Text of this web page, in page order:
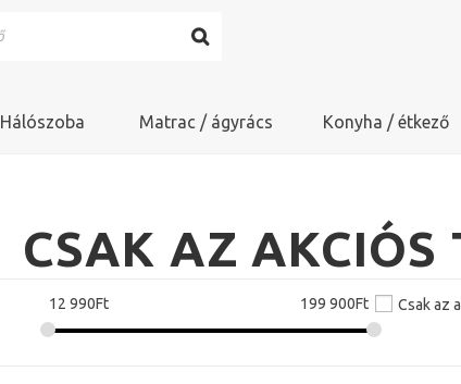
Hálószoba Matrac / ágyrács Konyha / étkező
CSAK AZ AKCIÓS
12 990Ft 199 900Ft Csak az